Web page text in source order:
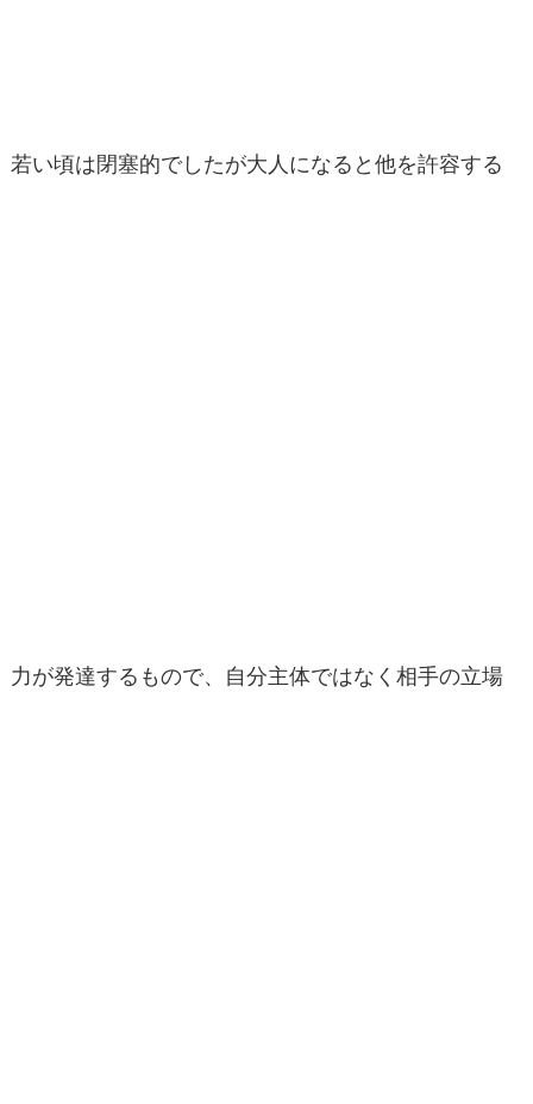
若い頃は閉塞的でしたが大人になると他を許容する
力が発達するもので、自分主体ではなく相手の立場